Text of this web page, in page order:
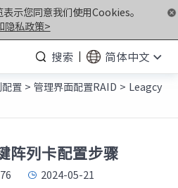
示您同意我们使用Cookies。
隐私政策>
搜索
简体中文
置 > 管理界面配置RAID > Leagcy
阵列卡配置步骤
2024-05-21